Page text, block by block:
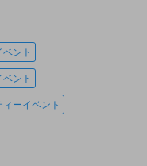
ント
ベント
ィーイベント